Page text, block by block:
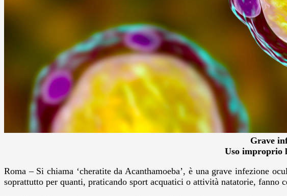
Grave
Uso improprio
Roma – Si chiama ‘cheratite da Acanthamoeba’, è una grave infezione
soprattutto per quanti, praticando sport acquatici o attività natatorie, fanno